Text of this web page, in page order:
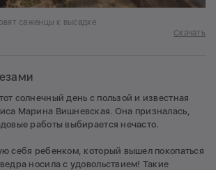
саженцы к высадке
Скачать
солнечный день с пользой и известная
Марина Вишневская. Она призналась,
работы выбирается нечасто.
себя ребенком, который вышел покопаться
носила с удовольствием! Такие